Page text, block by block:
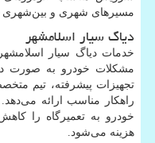
مسیرهای شهری و بین‌شهری
دیاگ سیار اسلامشهر
خدمات دیاگ سیار
مشکلات خودرو به صورت
تجهیزات پیشرفته، تیم
راهکار مناسب ارائه
خودرو به تعمیرگاه را
هزینه می‌شود.